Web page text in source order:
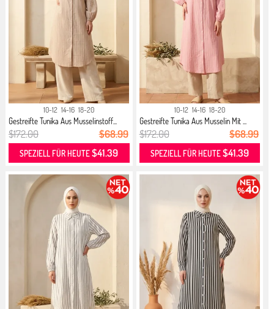
10-12 14-16 18-20
Gestreifte Tunika Aus Musselinstoff...
$172.00 $68.99
SPEZIELL FÜR HEUTE$41.39
10-12 14-16 18-20
Gestreifte Tunika Aus Musselin Mit ...
$172.00 $68.99
SPEZIELL FÜR HEUTE$41.39